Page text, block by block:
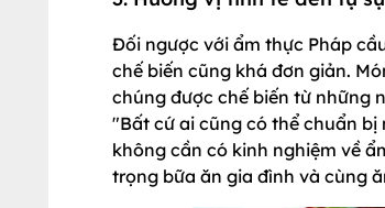
Đối ngược với ẩm thực Pháp
chế biến cũng khá đơn giản.
chúng được chế biến từ những
"Bất cứ ai cũng có thể chuẩn
không cần có kinh nghiệm về
trọng bữa ăn gia đình và cùng